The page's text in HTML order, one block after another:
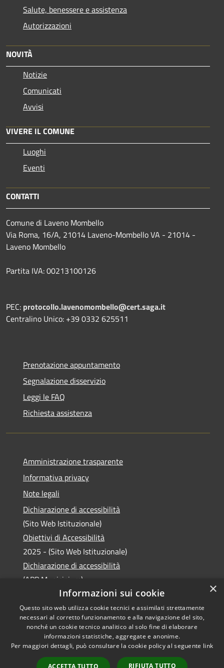
Salute, benessere e assistenza
Autorizzazioni
NOVITÀ
Notizie
Comunicati
Avvisi
VIVERE IL COMUNE
Luoghi
Eventi
CONTATTI
Comune di Laveno Mombello
Via Roma, 16/A, 21014 Laveno-Mombello VA - 21014 -
Laveno Mombello
Partita IVA: 00213100126
PEC: protocollo.lavenomombello@cert.saga.it
Centralino Unico: +39 0332 625511
Prenotazione appuntamento
Segnalazione disservizio
Leggi le FAQ
Richiesta assistenza
Amministrazione trasparente
Informativa privacy
Note legali
Dichiarazione di accessibilità
(Sito Web Istituzionale)
Obiettivi di Accessibilità
2025 - (Sito Web Istituzionale)
Dichiarazione di accessibilità
(APP Municipium)
Accessibilità
Privacy
Copyright © 2026 • Comune di
Laveno Mombello • Powered
Municipium •Accesso
redazione
×
Informazioni sui cookie
Questo sito web utilizza cookie tecnici e assimilati strettamente
necessari al corretto funzionamento e alla navigazione del sito,
nonché un cookie tecnico analitico al solo fine di elaborare
informazioni statistiche, aggregate e anonime.
Per maggiori dettagli, può consultare la cookie policy al seguente link
ACCETTA TUTTO RIFIUTA TUTTO